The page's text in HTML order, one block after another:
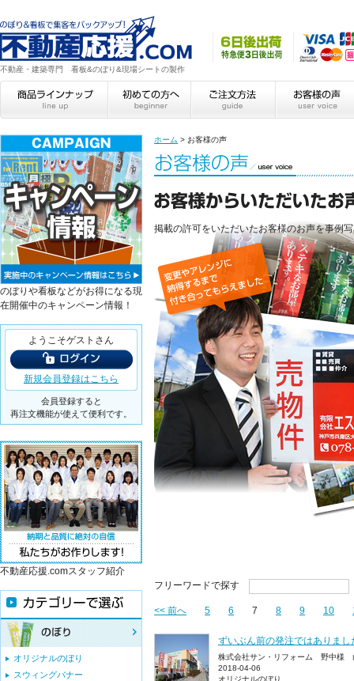
不動産・建築専門 看板&のぼり&現場シートの製作
ホーム > お客様の声
掲載の許可をいただいたお客様のお声を事例
フリーワードで探す
<< 前へ 5 6 7 8 9 10
ずいぶん前の発注ではありま
株式会社サン・リフォーム 野中様
2018-04-06
オリジナルのぼり
のぼりや看板などがお得になる現
在開催中のキャンペーン情報！
ようこそゲストさん
新規会員登録はこちら
会員登録すると
再注文機能が使えて便利です。
不動産応援.comスタッフ紹介
オリジナルのぼり
スウィングバナー